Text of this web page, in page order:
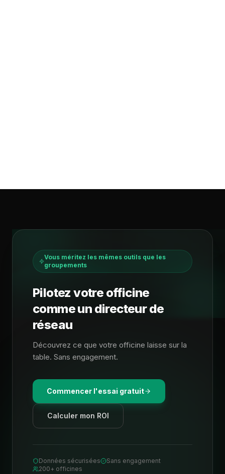
Vous méritez les mêmes outils que les
groupements
Pilotez votre officine
comme un directeur de
réseau
Découvrez ce que votre officine laisse sur la
table. Sans engagement.
Commencer l'essai gratuit
Calculer mon ROI
Données sécurisées
Sans engagement
200+ officines